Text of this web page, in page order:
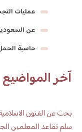
عمليات
عن
حاسبة
آخر المواضيع
بحث عن الفنون
سلم تقاعد المعلمين